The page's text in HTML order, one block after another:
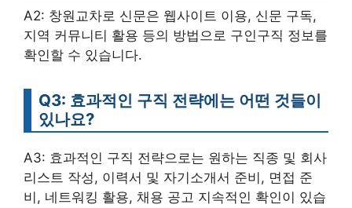
A2: 창원교차로 신문은 웹사이트 이용, 신문 구독,
지역 커뮤니티 활용 등의 방법으로 구인구직 정보를
확인할 수 있습니다.
Q3: 효과적인 구직 전략에는 어떤 것들이
있나요?
A3: 효과적인 구직 전략으로는 원하는 직종 및 회사
리스트 작성, 이력서 및 자기소개서 준비, 면접 준
비, 네트워킹 활용, 채용 공고 지속적인 확인이 있습